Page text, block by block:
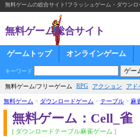
無料ゲームの総合サイト!フラッシュゲーム・ダウン
無料ゲーム総合サイト
ゲームトップ オンラインゲーム
キーワード
無料ゲーム/フリーゲーム RPG アクション アド
無料ゲーム > ダウンロードゲーム > テーブル > 麻
無料ゲーム：Cell_雀
[ ダウンロードテーブル麻雀ゲーム ]